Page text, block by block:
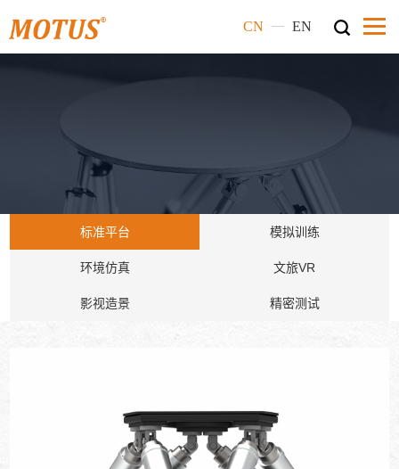
CN — EN
标准平台 模拟训练
环境仿真 文旅VR
影视造景 精密测试